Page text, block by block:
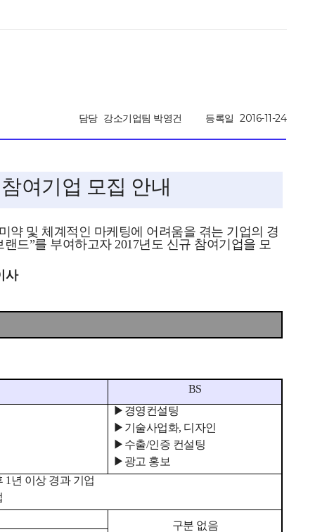
담당 강소기업팀 박영건 등록일 2016-11-24
여기업 모집 안내
약 및 체계적인 마케팅에 어려움을 겪는 기업의 경
드”를 부여하고자 2017년도 신규 참여기업을 모
사
BS
▶ 경영컨설팅
▶ 기술사업화, 디자인
▶ 수출/인증 컨설팅
▶ 광고 홍보
1년 이상 경과 기업
구분 없음